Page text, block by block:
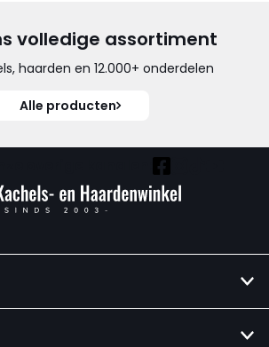
volledige assortiment
haarden en 12.000+ onderdelen
Alle producten